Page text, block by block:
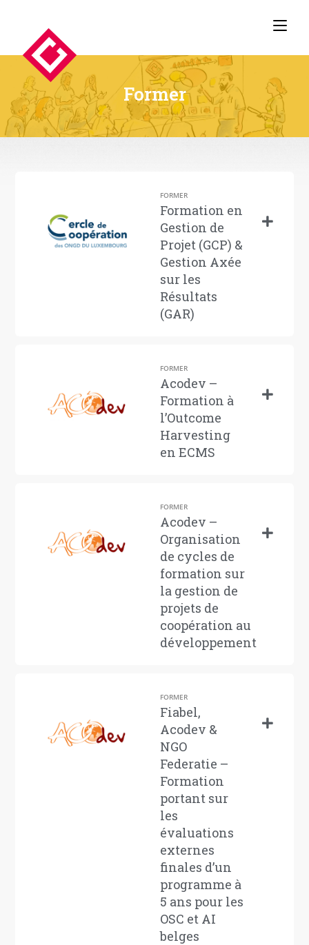
Former
FORMER
Formation en
Gestion de
Projet (GCP) &
Gestion Axée
sur les
Résultats
(GAR)
FORMER
Acodev –
Formation à
l’Outcome
Harvesting
en ECMS
FORMER
Acodev –
Organisation
de cycles de
formation sur
la gestion de
projets de
coopération au
développement
FORMER
Fiabel,
Acodev &
NGO
Federatie –
Formation
portant sur
les
évaluations
externes
finales d’un
programme à
5 ans pour les
OSC et AI
belges